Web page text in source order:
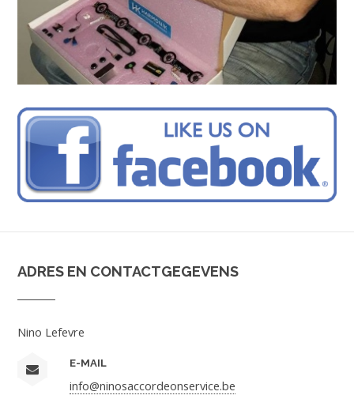
ADRES EN CONTACTGEGEVENS
Nino Lefevre
E-MAIL
info@ninosaccordeonservice.be